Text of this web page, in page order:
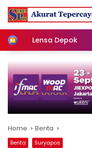
Skip
content
HomeLensa Depok
Home Berita
Berita Suryapos